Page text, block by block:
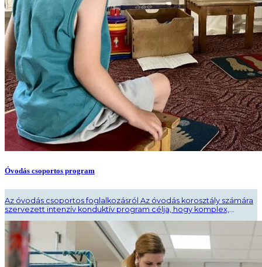
Óvodás csoportos program
Az óvodás csoportos foglalkozásról Az óvodás korosztály számára
szervezett intenzív konduktív program célja, hogy komplex,
mozgássérüléssel vagy központi idegrendszeri érintettséggel élő
gyermekek számára. A programban való részvétel első lépése egy
egyéni tanácsadás – ha a gyermek korábban még nem vett részt
konduktív foglalkozáson. A résztvevőknek óvodai napirendhez
igazodó, ..